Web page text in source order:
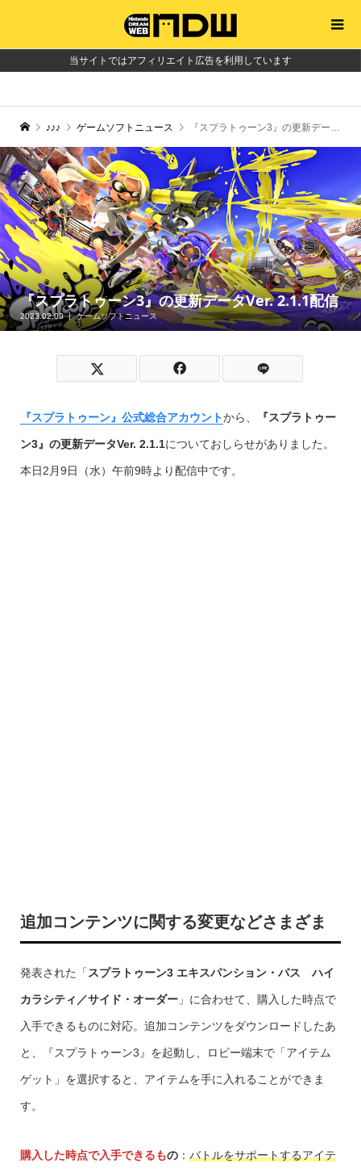
当サイトではアフィリエイト広告を利用しています
♪♪♪ ゲームソフトニュース 『スプラトゥーン3』の更新データVer. 2.1.1配信
『スプラトゥーン3』の更新データVer. 2.1.1配信
2023.02.09 ゲームソフトニュース
『スプラトゥーン』公式総合アカウントから、 『スプラトゥー
ン3』の更新データVer. 2.1.1についておしらせがありました。
本日2月9日（水）午前9時より配信中です。
追加コンテンツに関する変更などさまざま
発表された「 スプラトゥーン3 エキスパンション・パス ハイ
カラシティ／サイド・オーダー」に合わせて、購入した時点で
入手できるものに対応。追加コンテンツをダウンロードしたあ
と、『スプラトゥーン3』を起動し、ロビー端末で「アイテム
ゲット」を選択すると、アイテムを手に入れることができま
す。
購入した時点で入手できるもの： バトルをサポートするアイテ